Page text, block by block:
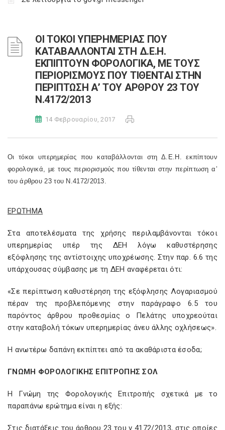
ΟΙ ΤΟΚΟΙ ΥΠΕΡΗΜΕΡΙΑΣ ΠΟΥ
ΚΑΤΑΒΑΛΛΟΝΤΑΙ ΣΤΗ Δ.Ε.Η.
ΕΚΠΙΠΤΟΥΝ ΦΟΡΟΛΟΓΙΚΑ, ΜΕ ΤΟΥΣ
ΠΕΡΙΟΡΙΣΜΟΥΣ ΠΟΥ ΤΙΘΕΝΤΑΙ ΣΤΗΝ
ΠΕΡΙΠΤΩΣΗ Α’ ΤΟΥ ΑΡΘΡΟΥ 23 ΤΟΥ
Ν.4172/2013
14 Φεβρουαρίου, 2017
Οι τόκοι υπερημερίας που καταβάλλονται στη Δ.Ε.Η. εκπίπτουν
φορολογικά, με τους περιορισμούς που τίθενται στην περίπτωση α’
του άρθρου 23 του Ν.4172/2013.
ΕΡΩΤΗΜΑ
Στα αποτελέσματα της χρήσης περιλαμβάνονται τόκοι
υπερημερίας υπέρ της ΔΕΗ λόγω καθυστέρησης
εξόφλησης της αντίστοιχης υποχρέωσης. Στην παρ. 6.6 της
υπάρχουσας σύμβασης με τη ΔΕΗ αναφέρεται ότι:
«Σε περίπτωση καθυστέρηση της εξόφλησης Λογαριασμού
πέραν της προβλεπόμενης στην παράγραφο 6.5 του
παρόντος άρθρου προθεσμίας ο Πελάτης υποχρεούται
στην καταβολή τόκων υπερημερίας άνευ άλλης οχλήσεως».
Η ανωτέρω δαπάνη εκπίπτει από τα ακαθάριστα έσοδα;
ΓΝΩΜΗ ΦΟΡΟΛΟΓΙΚΗΣ ΕΠΙΤΡΟΠΗΣ ΣΟΛ
Η Γνώμη της Φορολογικής Επιτροπής σχετικά με το
παραπάνω ερώτημα είναι η εξής:
Στις διατάξεις του άρθρου 23 του ν 4172/2013, στις οποίες